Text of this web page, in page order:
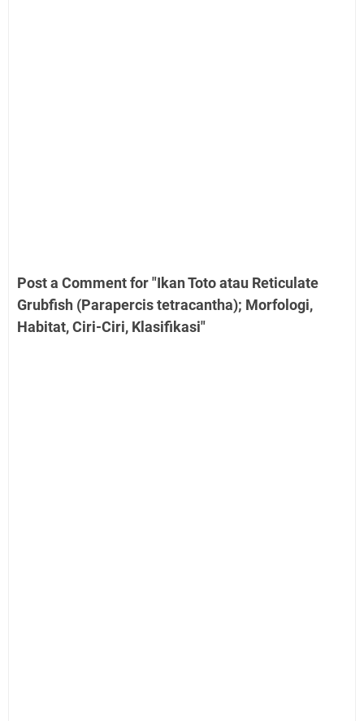
Post a Comment for "Ikan Toto atau Reticulate
Grubfish (Parapercis tetracantha); Morfologi,
Habitat, Ciri-Ciri, Klasifikasi"